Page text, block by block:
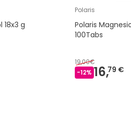
18x3 g
Polaris
Polaris
100Tabs
19,00€
-12% 16,79 €